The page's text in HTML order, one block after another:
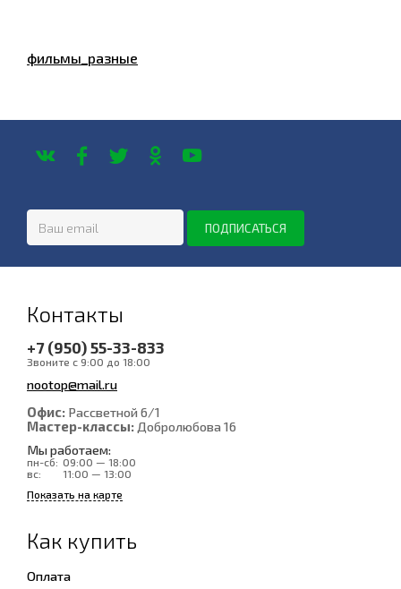
фильмы_разные
Контакты
+7 (950) 55-33-833
Звоните с 9:00 до 18:00
nootop@mail.ru
Офис: Рассветной 6/1
Мастер-классы: Добролюбова 16
Мы работаем:
пн-сб: 09:00 — 18:00
вс:
11:00 — 13:00
Показать на карте
Как купить
Оплата